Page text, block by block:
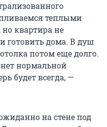
теплыми
квартира не
готовить дома. В душ
потом еще долго.
нормальной
будет всегда, —
на стене под